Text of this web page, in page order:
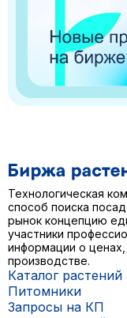
Технологическая
способ поиска
рынок концепцию
участники
информации о
производстве.
Каталог растений
Питомники
Запросы на КП